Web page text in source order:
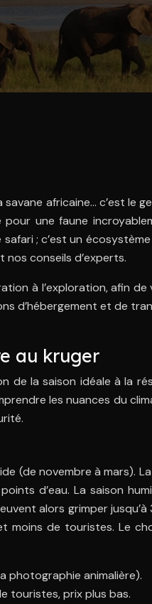
africaine… c’est le
une faune
; c’est un
nos conseils d’experts.
à l’exploration, afin
d’hébergement et de
au kruger
de la saison idéale à la
les nuances du
(de novembre à mars).
d’eau. La saison
alors grimper
de touristes. Le
photographie animalière).
touristes, prix plus bas.